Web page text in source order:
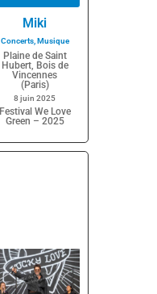
Miki
Concerts,Musique
Plaine de Saint
Hubert, Bois de
Vincennes
(Paris)
8 juin 2025
Festival We Love
Green – 2025